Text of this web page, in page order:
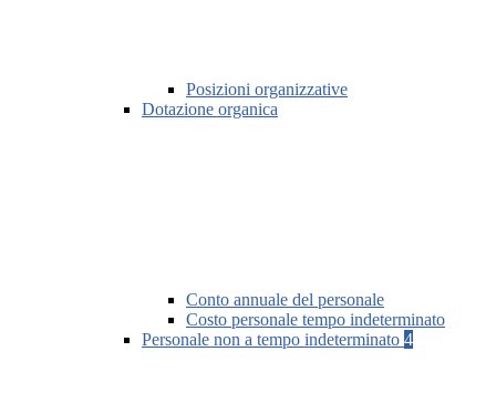
Posizioni organizzative
Dotazione organica
Conto annuale del personale
Costo personale tempo indeterminato
Personale non a tempo indeterminato 4